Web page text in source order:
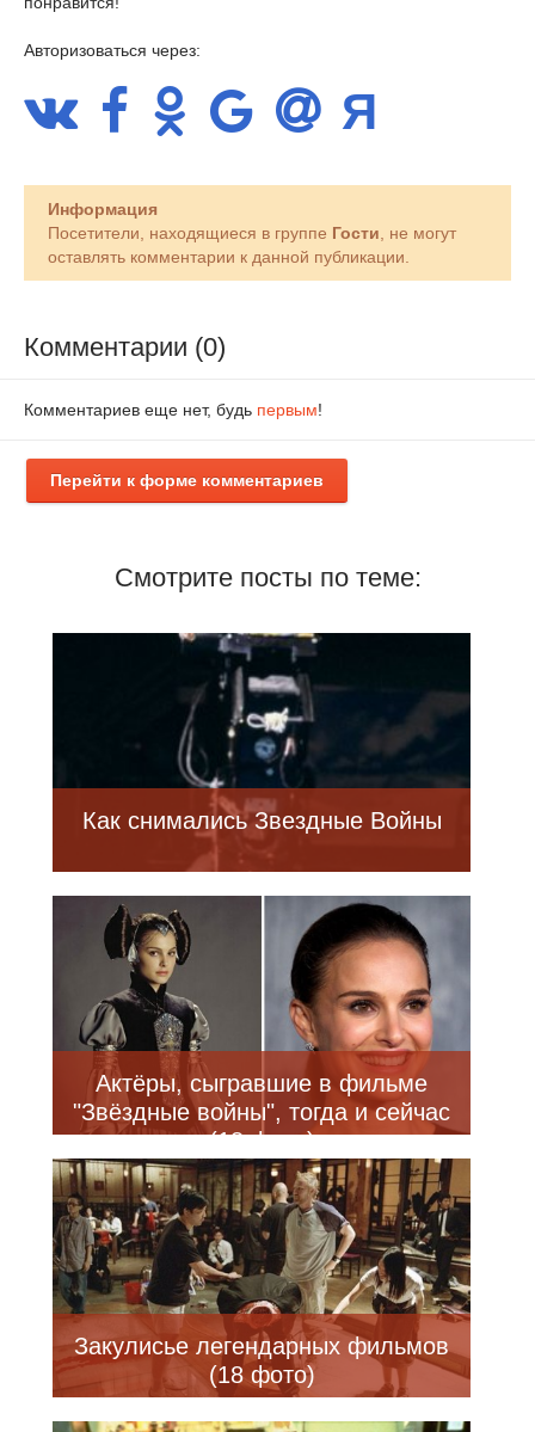
Авторизоваться через:
Информация
Посетители, находящиеся в группе Гости , не могут
оставлять комментарии к данной публикации.
Комментарии (0)
Комментариев еще нет, будь первым!
Перейти к форме комментариев
Смотрите посты по теме:
Как снимались Звездные Войны
Актёры, сыгравшие в фильме
"Звёздные войны", тогда и сейчас
(18 фото)
Закулисье легендарных фильмов
(18 фото)